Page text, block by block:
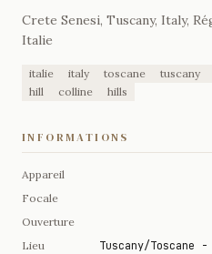
Crete Senesi, Tuscany, Italy,
Italie
italie italy toscane tuscany
hill
colline hills
INFORMATIONS
Appareil
Focale
Ouverture
Lieu Tuscany/